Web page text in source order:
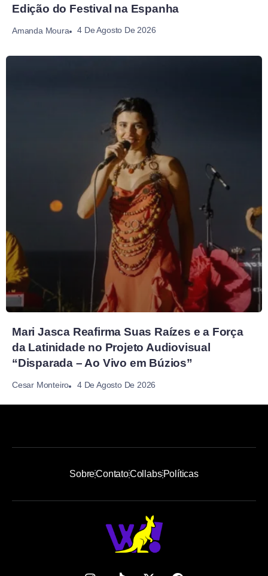
Edição do Festival na Espanha
Amanda Moura 4 De Agosto De 2026
Mari Jasca Reafirma Suas Raízes e a Força
da Latinidade no Projeto Audiovisual
“Disparada – Ao Vivo em Búzios”
Cesar Monteiro 4 De Agosto De 2026
SobreContatoCollabsPolíticas